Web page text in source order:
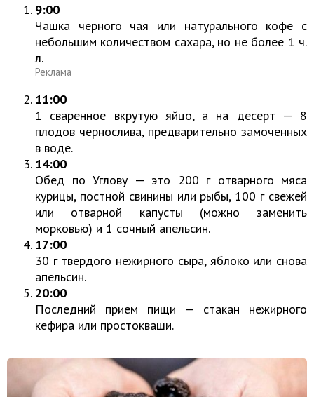
9:00
Чашка черного чая или натурального кофе с
небольшим количеством сахара, но не более 1 ч.
л.
Реклама
11:00
1 сваренное вкрутую яйцо, а на десерт — 8
плодов чернослива, предварительно замоченных
в воде.
14:00
Обед по Углову — это 200 г отварного мяса
курицы, постной свинины или рыбы, 100 г свежей
или отварной капусты (можно заменить
морковью) и 1 сочный апельсин.
17:00
30 г твердого нежирного сыра, яблоко или снова
апельсин.
20:00
Последний прием пищи — стакан нежирного
кефира или простокваши.